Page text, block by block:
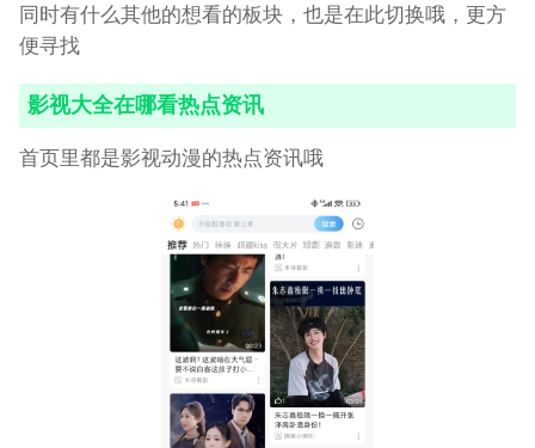
同时有什么其他的想看的板块，也是在此切换哦，更方
便寻找
影视大全在哪看热点资讯
首页里都是影视动漫的热点资讯哦